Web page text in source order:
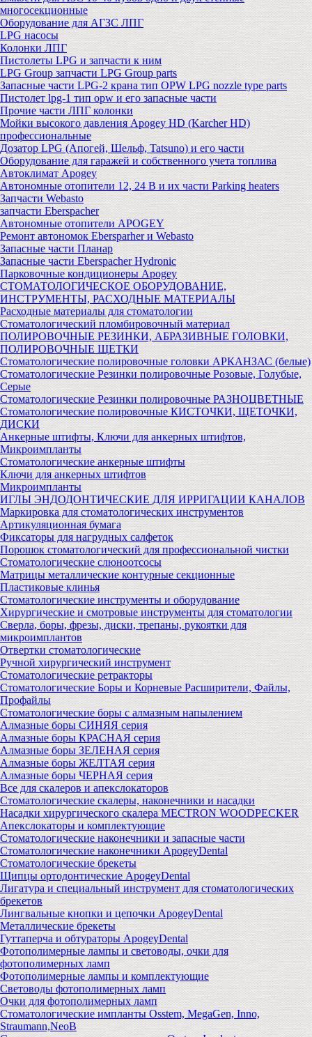
многосекционные
Оборудование для АГЗС ЛПГ
LPG насосы
Колонки ЛПГ
Пистолеты LPG и запчасти к ним
LPG Group запчасти LPG Group parts
Запасные части LPG-2 крана тип OPW LPG nozzle type parts
Пистолет lpg-1 тип opw и его запасные части
Прочие части ЛПГ колонки
Мойки высокого давления Apogey HD (Karcher HD)
профессиональные
Дозатор LPG (Апогей, Шельф, Tatsuno) и его части
Оборудование для гаражей и собственного учета топлива
Автоклимат Apogey
Автономные отопители 12, 24 В и их части Parking heaters
Запчасти Webasto
запчасти Eberspacher
Автономные отопители APOGEY
Ремонт автономок Ebersparher и Webasto
Запасные части Планар
Запасные части Eberspacher Hydronic
Парковочные кондиционеры Apogey
СТОМАТОЛОГИЧЕСКОЕ ОБОРУДОВАНИЕ,
ИНСТРУМЕНТЫ, РАСХОДНЫЕ МАТЕРИАЛЫ
Расходные материалы для стоматологии
Стоматологический пломбировочный материал
ПОЛИРОВОЧНЫЕ РЕЗИНКИ, АБРАЗИВНЫЕ ГОЛОВКИ,
ПОЛИРОВОЧНЫЕ ЩЕТКИ
Стоматологические полировочные головки АРКАНЗАС (белые)
Стоматологические Резинки полировочные Розовые, Голубые,
Серые
Стоматологические Резинки полировочные РАЗНОЦВЕТНЫЕ
Стоматологические полировочные КИСТОЧКИ, ЩЕТОЧКИ,
ДИСКИ
Анкерные штифты, Ключи для анкерных штифтов,
Микроимпланты
Стоматологические анкерные штифты
Ключи для анкерных штифтов
Микроимпланты
ИГЛЫ ЭНДОДОНТИЧЕСКИЕ ДЛЯ ИРРИГАЦИИ КАНАЛОВ
Маркировка для стоматологических инструментов
Артикуляционная бумага
Фиксаторы для нагрудных салфеток
Порошок стоматологический для профессиональной чистки
Стоматологические слюноотсосы
Матрицы металлические контурные секционные
Пластиковые клинья
Стоматологические инструменты и оборудование
Хирургические и смотровые инструменты для стоматологии
Сверла, боры, фрезы, диски, трепаны, рукоятки для
микроимплантов
Отвертки стоматологические
Ручной хирургический инструмент
Стоматологические ретракторы
Стоматологические Боры и Корневые Расширители, Файлы,
Профайлы
Стоматологические боры с алмазным напылением
Алмазные боры СИНЯЯ серия
Алмазные боры КРАСНАЯ серия
Алмазные боры ЗЕЛЕНАЯ серия
Алмазные боры ЖЕЛТАЯ серия
Алмазные боры ЧЕРНАЯ серия
Все для скалеров и апекслокаторов
Стоматологические скалеры, наконечники и насадки
Насадки хирургического скалера MECTRON WOODPECKER
Апекслокаторы и комплектующие
Стоматологические наконечники и запасные части
Стоматологические наконечники ApogeyDental
Стоматологические брекеты
Щипцы ортодонтические ApogeyDental
Лигатура и специальный инструмент для стоматологических
брекетов
Лингвальные кнопки и цепочки ApogeyDental
Металлические брекеты
Гуттаперча и обтураторы ApogeyDental
Фотополимерные лампы и световоды, очки для
фотополимерных ламп
Фотополимерные лампы и комплектующие
Световоды фотополимерных ламп
Очки для фотополимерных ламп
Стоматологические импланты Osstem, MegaGen, Inno,
Straumann,NeoB